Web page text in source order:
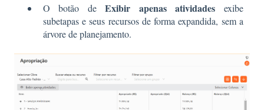
O botão deExibir apenasatividades exibe
subetapas e seus recursos de forma expandida, sem a
árvore de planejamento.